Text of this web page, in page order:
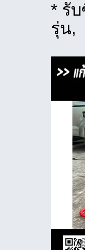
* รั
รุ่น,